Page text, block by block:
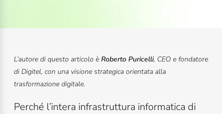
L’autore di questo articolo è Roberto Puricelli, CEO e fondatore
di Digitel, con una visione strategica orientata alla
trasformazione digitale.
Perché l’intera infrastruttura informatica di